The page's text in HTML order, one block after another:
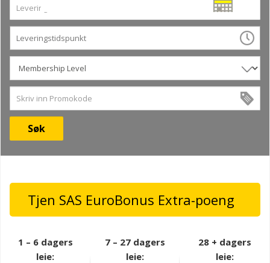
Tjen SAS EuroBonus Extra-poeng
1 – 6 dagers
leie:
7 – 27 dagers
leie:
28 + dagers
leie: